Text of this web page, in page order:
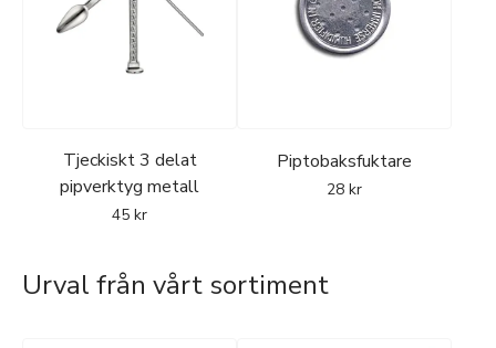
Tjeckiskt 3 delat
pipverktyg metall
45 kr
Piptobaksfuktare
28 kr
Urval från vårt sortiment